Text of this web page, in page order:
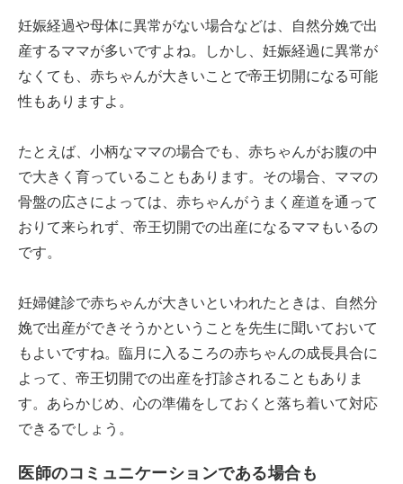
妊娠経過や母体に異常がない場合などは、自然分娩で出
産するママが多いですよね。しかし、妊娠経過に異常が
なくても、赤ちゃんが大きいことで帝王切開になる可能
性もありますよ。
たとえば、小柄なママの場合でも、赤ちゃんがお腹の中
で大きく育っていることもあります。その場合、ママの
骨盤の広さによっては、赤ちゃんがうまく産道を通って
おりて来られず、帝王切開での出産になるママもいるの
です。
妊婦健診で赤ちゃんが大きいといわれたときは、自然分
娩で出産ができそうかということを先生に聞いておいて
もよいですね。臨月に入るころの赤ちゃんの成長具合に
よって、帝王切開での出産を打診されることもありま
す。あらかじめ、心の準備をしておくと落ち着いて対応
できるでしょう。
医師のコミュニケーションである場合も